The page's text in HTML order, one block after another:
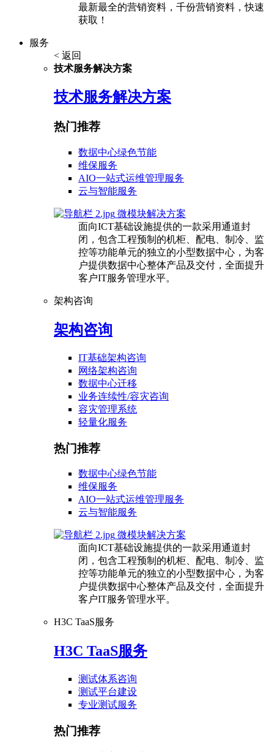
最新最全的营销资料，千份营销资料，快速
获取！
服务
< 返回
技术服务解决方案
技术服务解决方案
热门推荐
数据中心绿色节能
维保服务
AIO一站式运维管理服务
云与智能服务
微模块解决方案
面向ICT基础设施提供的一款采用通道封
闭，包含工程预制的机柜、配电、制冷、监
控等功能单元的独立的小型数据中心，为客
户提供数据中心整体产品及交付，全面提升
客户IT服务管理水平。
架构咨询
架构咨询
IT基础架构咨询
网络架构咨询
数据中心迁移
业务连续性/容灾咨询
容灾管理系统
轻量化服务
热门推荐
数据中心绿色节能
维保服务
AIO一站式运维管理服务
云与智能服务
微模块解决方案
面向ICT基础设施提供的一款采用通道封
闭，包含工程预制的机柜、配电、制冷、监
控等功能单元的独立的小型数据中心，为客
户提供数据中心整体产品及交付，全面提升
客户IT服务管理水平。
H3C TaaS服务
H3C TaaS服务
测试体系咨询
测试平台建设
专业测试服务
热门推荐